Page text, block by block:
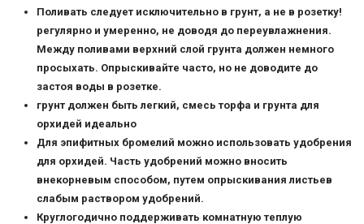
Поливать следует исключительно в грунт, а не в розетку!
регулярно и умеренно, не доводя до переувлажнения.
Между поливами верхний слой грунта должен немного
просыхать. Опрыскивайте часто, но не доводите до
застоя воды в розетке.
грунт должен быть легкий, смесь торфа и грунта для
орхидей идеально
Для эпифитных бромелий можно использовать удобрения
для орхидей. Часть удобрений можно вносить
внекорневым способом, путем опрыскивания листьев
слабым раствором удобрений.
Круглогодично поддерживать комнатную теплую